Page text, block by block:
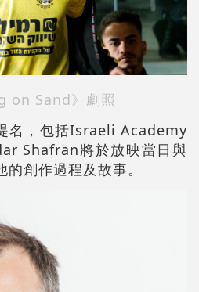
on Sand》劇照
名，包括Israeli Academy
Shafran將於放映當日與
創作過程及故事。